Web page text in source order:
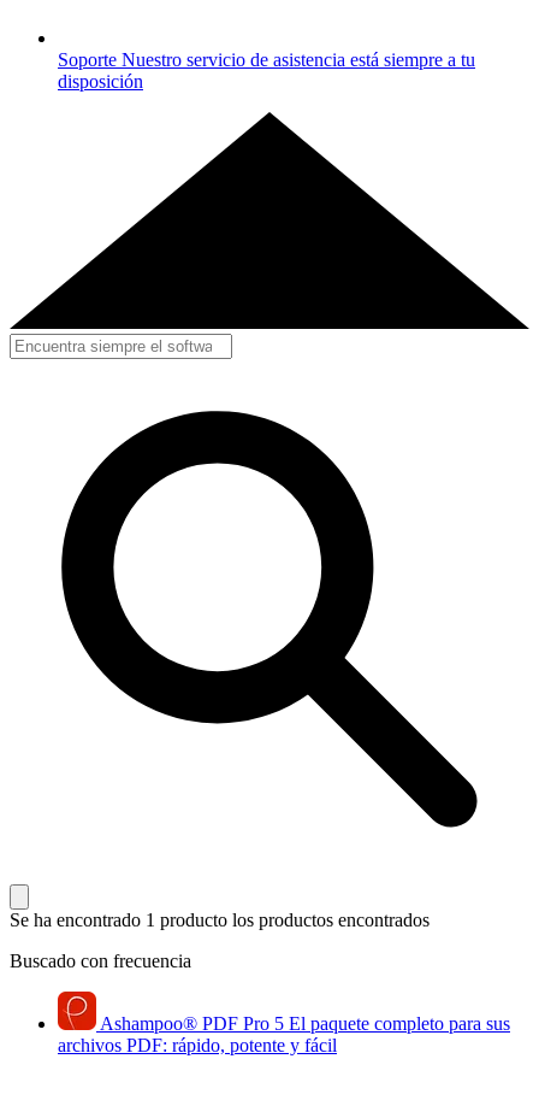
Soporte Nuestro servicio de asistencia está siempre a tu
disposición
Se ha encontrado 1 producto los productos encontrados
Buscado con frecuencia
Ashampoo® PDF Pro 5 El paquete completo para sus
archivos PDF: rápido, potente y fácil